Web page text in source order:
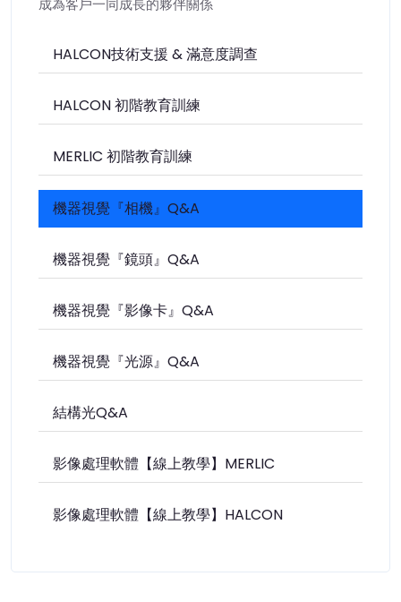
HALCON技術支援 & 滿意度調查
HALCON 初階教育訓練
MERLIC 初階教育訓練
機器視覺『相機』Q&A
機器視覺『鏡頭』Q&A
機器視覺『影像卡』Q&A
機器視覺『光源』Q&A
結構光Q&A
影像處理軟體【線上教學】MERLIC
影像處理軟體【線上教學】HALCON